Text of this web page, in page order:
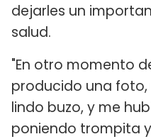
dejarles un
salud.
"En otro momento
producido una
lindo buzo, y me
poniendo trompita